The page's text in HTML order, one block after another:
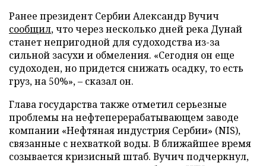
Ранее президент Сербии Александр Вучич
сообщил, что через несколько дней река Дунай
станет непригодной для судоходства из-за
сильной засухи и обмеления. «Сегодня он еще
судоходен, но придется снижать осадку, то есть
груз, на 50%», – сказал он.
Глава государства также отметил серьезные
проблемы на нефтеперерабатывающем заводе
компании «Нефтяная индустрия Сербии» (NIS),
связанные с нехваткой воды. В ближайшее время
созывается кризисный штаб. Вучич подчеркнул,